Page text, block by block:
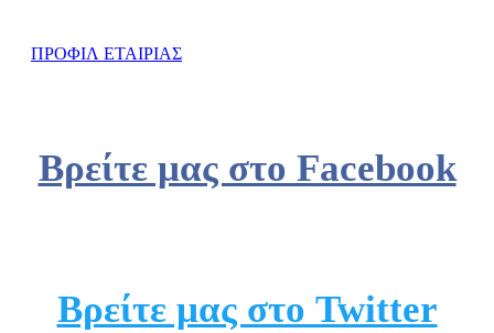
ΠΡΟΦΙΛ ΕΤΑΙΡΙΑΣ
Βρείτε μας στο Facebook
Βρείτε μας στο Twitter